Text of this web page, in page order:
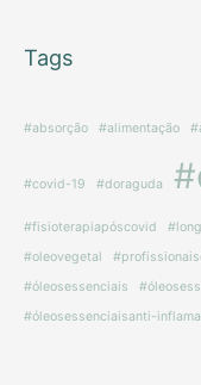
Tags
#absorção #alimentação
#covid-19 #doraguda
#fisioterapiapóscovid
#oleovegetal
#óleosessenciais
#óleosessenciaisanti-